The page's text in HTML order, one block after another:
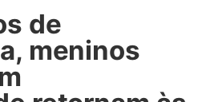
de
meninos